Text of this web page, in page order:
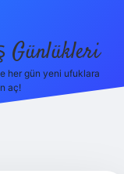
Günlükleri
her gün yeni ufuklara
aç!